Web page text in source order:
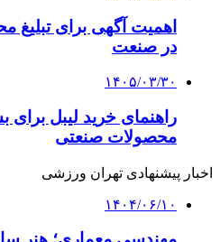
اهمیت آگهی برای تبلیغ
در صنعت
۱۴۰۵/۰۳/۳۰
راهنمای خرید لیبل برای
محصولات صنعتی
اخبار پیشنهادی تهران ورزشی
۱۴۰۴/۰۶/۱۰